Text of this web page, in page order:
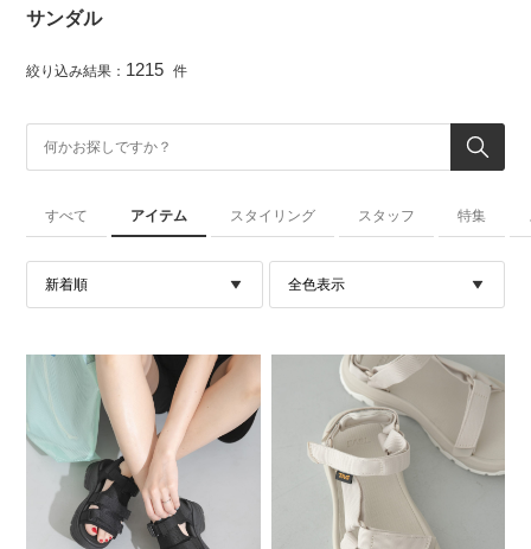
サンダル
絞り込み結果： 1215 件
すべて アイテム スタイリング スタッフ 特集